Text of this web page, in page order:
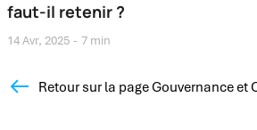
faut-il retenir ?
14 Avr, 2025 7 min
Retour sur la page Gouvernance et